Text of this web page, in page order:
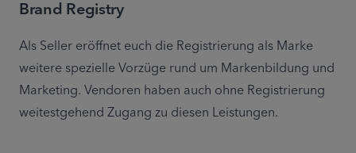
Brand Registry
Als Seller eröffnet euch die Registrierung als Marke
weitere spezielle Vorzüge rund um Markenbildung und
Marketing. Vendoren haben auch ohne Registrierung
weitestgehend Zugang zu diesen Leistungen.